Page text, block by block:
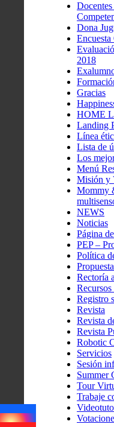
Dona
2018
Gracias
HOME
Landing
Línea
Lista de
Los
Menú
Misión y
Mommy
NEWS
Noticias
Página
PEP –
Política
Rectoría
Registro
Revista
Revista
Revista
Robotic
Servicios
Sesión
Summer
Tour
Trabaje